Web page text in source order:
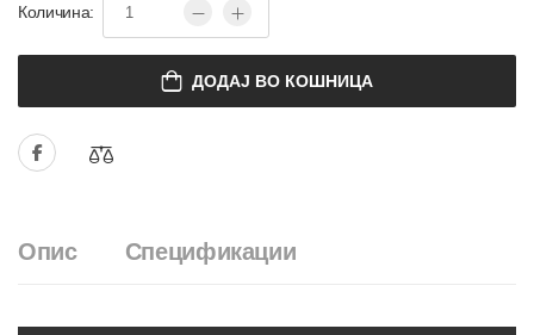
Количина:
ДОДАЈ ВО КОШНИЦА
Опис Спецификации